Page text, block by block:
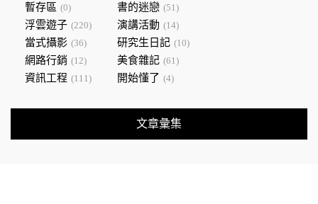
暫存區 (0) 書的迷戀 (51)
浮雲遊子 (220) 演講活動 (14)
當式攝影 (36) 研究生日記 (10)
網路行銷 (12) 美食雜記 (61)
資訊工程 (111) 開始懂了 (4)
文章彙集